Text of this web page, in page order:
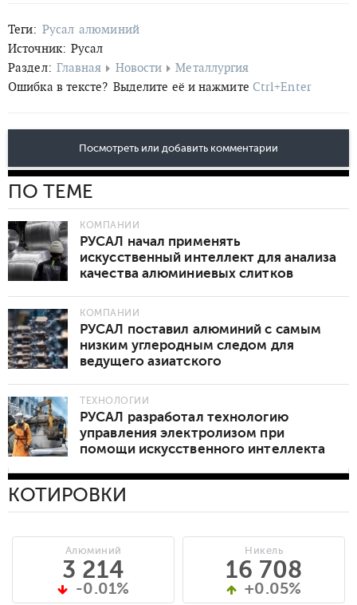
Теги: Русал алюминий
Источник: Русал
Раздел: Главная Новости
Металлургия
Ошибка в тексте? Выделите её и нажмите Ctrl+Enter
Посмотреть или добавить комментарии
ПО ТЕМЕ
КОМПАНИИ
РУСАЛ начал применять
искусственный интеллект для анализа
качества алюминиевых слитков
КОМПАНИИ
РУСАЛ поставил алюминий с самым
низким углеродным следом для
ведущего азиатского
ТЕХНОЛОГИИ
РУСАЛ разработал технологию
управления электролизом при
помощи искусственного интеллекта
КОТИРОВКИ
Алюминий
3 214
-0.01%
Никель
16 708
+0.05%